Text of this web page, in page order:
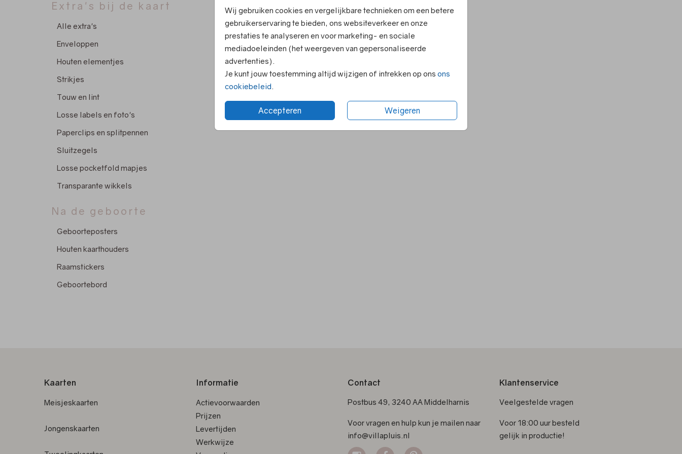
Wij gebruiken cookies en vergelijkbare technieken om een betere
gebruikerservaring te bieden, ons websiteverkeer en onze
prestaties te analyseren en voor marketing- en sociale
mediadoeleinden (het weergeven van gepersonaliseerde
advertenties).
Je kunt jouw toestemming altijd wijzigen of intrekken op ons ons
cookiebeleid.
Accepteren Weigeren
Extra's bij de kaart
Alle extra's
Enveloppen
Houten elementjes
Strikjes
Touw en lint
Losse labels en foto's
Paperclips en splitpennen
Sluitzegels
Losse pocketfold mapjes
Transparante wikkels
Na de geboorte
Geboorteposters
Houten kaarthouders
Raamstickers
Geboortebord
Kaarten
Meisjeskaarten
Jongenskaarten
Informatie
Actievoorwaarden
Prijzen
Levertijden
Werkwijze
Contact
Postbus 49, 3240 AA Middelharnis
Voor vragen en hulp kun je mailen naar
info@villapluis.nl
Klantenservice
Veelgestelde vragen
Voor 18:00 uur besteld
gelijk in productie!